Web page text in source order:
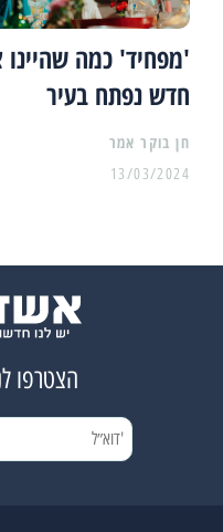
'מפחיד' כמה
חדש נפתח בעיר
13/03/2024
הצטרפו